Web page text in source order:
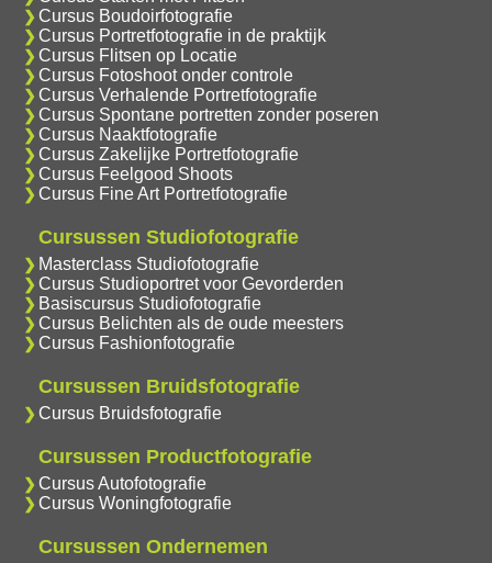
Cursus Boudoirfotografie
Cursus Portretfotografie in de praktijk
Cursus Flitsen op Locatie
Cursus Fotoshoot onder controle
Cursus Verhalende Portretfotografie
Cursus Spontane portretten zonder poseren
Cursus Naaktfotografie
Cursus Zakelijke Portretfotografie
Cursus Feelgood Shoots
Cursus Fine Art Portretfotografie
Cursussen Studiofotografie
Masterclass Studiofotografie
Cursus Studioportret voor Gevorderden
Basiscursus Studiofotografie
Cursus Belichten als de oude meesters
Cursus Fashionfotografie
Cursussen Bruidsfotografie
Cursus Bruidsfotografie
Cursussen Productfotografie
Cursus Autofotografie
Cursus Woningfotografie
Cursussen Ondernemen